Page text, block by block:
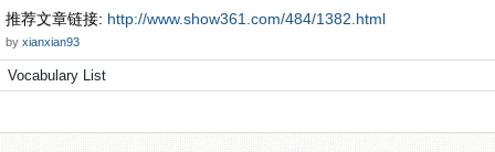
推荐文章链接: http://www.show361.com/484/1382.html
by xianxian93
Vocabulary List